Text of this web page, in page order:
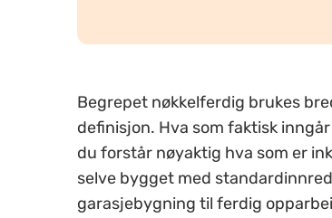
Begrepet nøkkelferdig brukes
definisjon. Hva som faktisk
du forstår nøyaktig hva som er
selve bygget med
garasjebygning til ferdig